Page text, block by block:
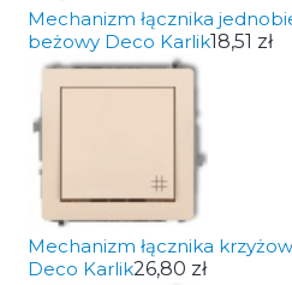
Mechanizm łącznika
beżowy Deco Karlik18,51 zł
Mechanizm łącznika
Deco Karlik26,80 zł